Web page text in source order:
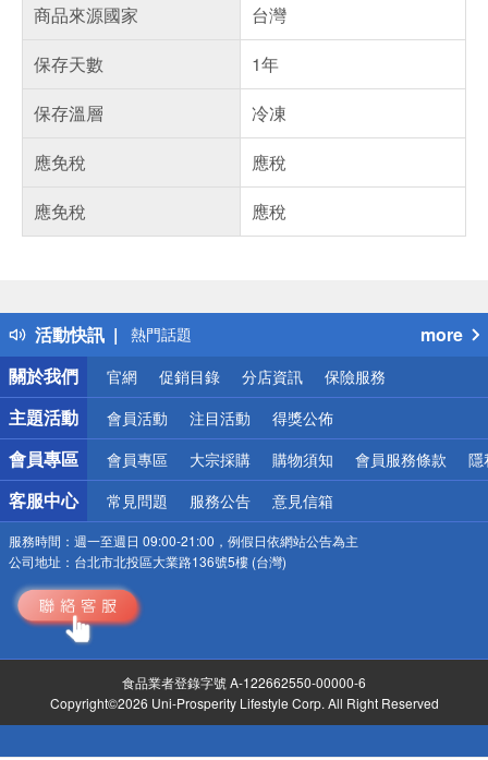
商品來源國家
台灣
保存天數
1年
保存溫層
冷凍
應免稅
應稅
應免稅
應稅
活動快訊
得獎公告
熱門話題
銀行優惠
偏遠地區配送
詐騙網頁！請小心！
more
關於我們
官網 促銷目錄 分店資訊 保險服務
主題活動 會員活動 注目活動 得獎公佈
會員專區 會員專區 大宗採購 購物須知 會員服務條款 隱
客服中心 常見問題 服務公告 意見信箱
服務時間： 週一至週日 09:00-21:00，例假日依網站公告為主
公司地址： 台北市北投區大業路136號5樓 (台灣)
食品業者登錄字號 A-122662550-00000-6
Copyright©2026 Uni-Prosperity Lifestyle Corp. All Right Reserved